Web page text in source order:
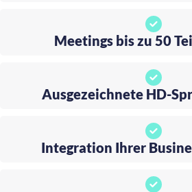
Meetings bis zu 50
Ausgezeichnete HD-
Integration Ihrer